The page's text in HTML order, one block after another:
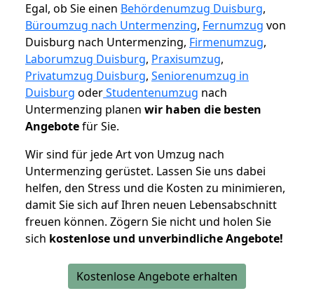
Egal, ob Sie einen Behördenumzug Duisburg,
Büroumzug nach Untermenzing, Fernumzug von
Duisburg nach Untermenzing, Firmenumzug,
Laborumzug Duisburg, Praxisumzug,
Privatumzug Duisburg, Seniorenumzug in
Duisburg oderStudentenumzug nach
Untermenzing planen wir haben die besten
Angebotefür Sie.
Wir sind für jede Art von Umzug nach
Untermenzing gerüstet. Lassen Sie uns dabei
helfen, den Stress und die Kosten zu minimieren,
damit Sie sich auf Ihren neuen Lebensabschnitt
freuen können. Zögern Sie nicht und holen Sie
sich kostenlose und unverbindliche Angebote!
Kostenlose Angebote erhalten